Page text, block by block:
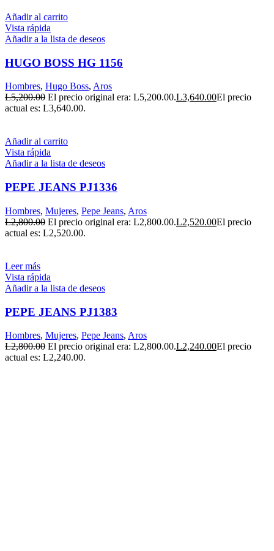
Añadir al carrito
Vista rápida
Añadir a la lista de deseos
HUGO BOSS HG 1156
Hombres, Hugo Boss, Aros
L5,200.00 El precio original era: L5,200.00.L3,640.00El precio
actual es: L3,640.00.
Añadir al carrito
Vista rápida
Añadir a la lista de deseos
PEPE JEANS PJ1336
Hombres, Mujeres, Pepe Jeans, Aros
L2,800.00 El precio original era: L2,800.00.L2,520.00El precio
actual es: L2,520.00.
Leer más
Vista rápida
Añadir a la lista de deseos
PEPE JEANS PJ1383
Hombres, Mujeres, Pepe Jeans, Aros
L2,800.00 El precio original era: L2,800.00.L2,240.00El precio
actual es: L2,240.00.